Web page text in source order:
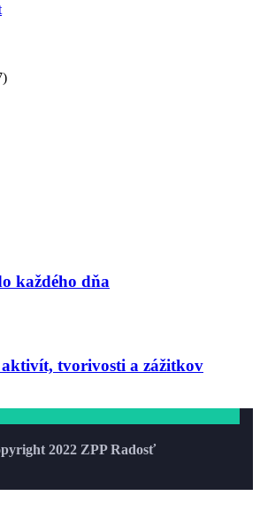
každého dňa
tvorivosti a zážitkov
2022 ZPP Radosť